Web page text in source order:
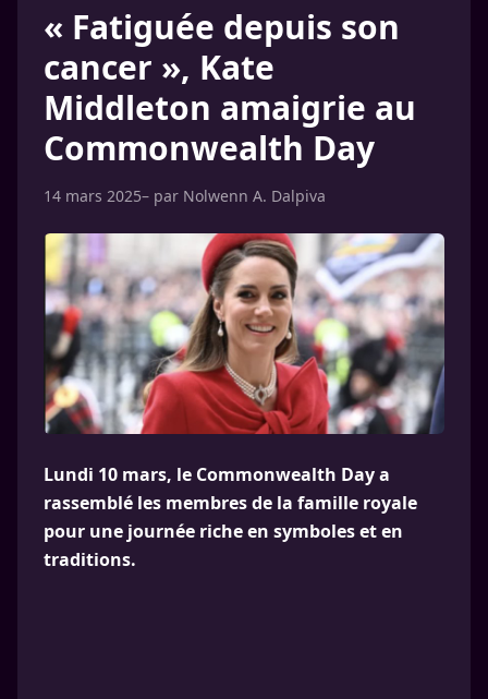
« Fatiguée depuis son
cancer », Kate
Middleton amaigrie au
Commonwealth Day
14 mars 2025– par Nolwenn A. Dalpiva
Lundi 10 mars, le Commonwealth Day a
rassemblé les membres de la famille royale
pour une journée riche en symboles et en
traditions.